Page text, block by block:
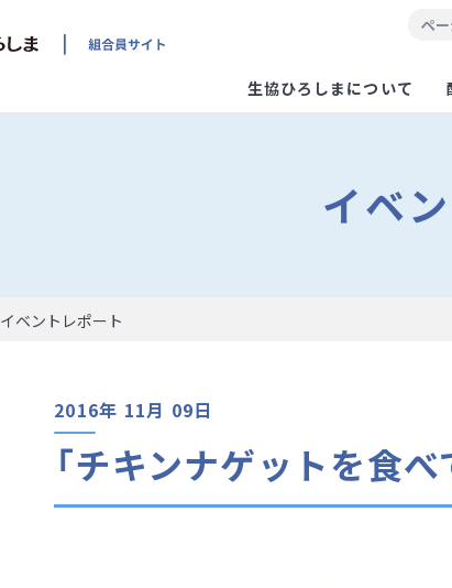
生協ひろしまについて
イベ
イベントレポート
2016年 11月 09日
「チキンナゲットを食